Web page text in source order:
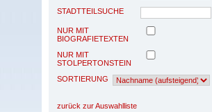
STADTTEILSUCHE
NUR MIT
BIOGRAFIETEXTEN
NUR MIT
STOLPERTONSTEIN
SORTIERUNG
zurück zur Auswahlliste